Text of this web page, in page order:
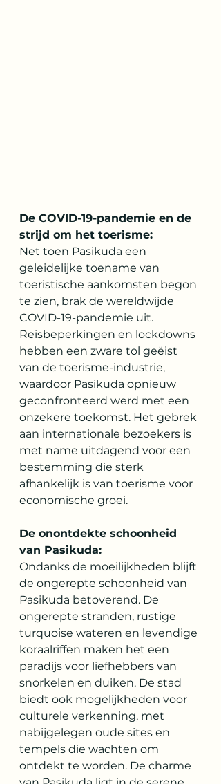
De COVID-19-pandemie en de
strijd om het toerisme:
Net toen Pasikuda een
geleidelijke toename van
toeristische aankomsten begon
te zien, brak de wereldwijde
COVID-19-pandemie uit.
Reisbeperkingen en lockdowns
hebben een zware tol geëist
van de toerisme-industrie,
waardoor Pasikuda opnieuw
geconfronteerd werd met een
onzekere toekomst. Het gebrek
aan internationale bezoekers is
met name uitdagend voor een
bestemming die sterk
afhankelijk is van toerisme voor
economische groei.
De onontdekte schoonheid
van Pasikuda:
Ondanks de moeilijkheden blijft
de ongerepte schoonheid van
Pasikuda betoverend. De
ongerepte stranden, rustige
turquoise wateren en levendige
koraalriffen maken het een
paradijs voor liefhebbers van
snorkelen en duiken. De stad
biedt ook mogelijkheden voor
culturele verkenning, met
nabijgelegen oude sites en
tempels die wachten om
ontdekt te worden. De charme